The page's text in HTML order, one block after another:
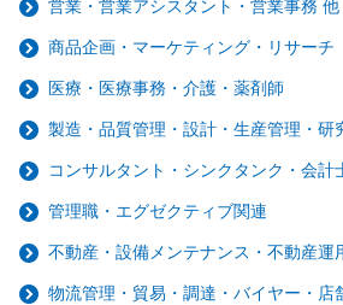
営業・営業アシスタント・営業事務 他
商品企画・マーケティング・リサーチ
医療・医療事務・介護・薬剤師
製造・品質管理・設計・生産管理・研
コンサルタント・シンクタンク・会計
管理職・エグゼクティブ関連
不動産・設備メンテナンス・不動産運
物流管理・貿易・調達・バイヤー・店